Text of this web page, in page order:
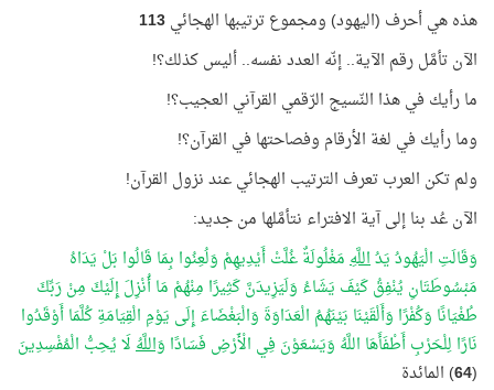
هذه هي أحرف (اليهود) ومجموع ترتيبها الهجائي113
الآن تأمَّل رقم الآية.. إنّه العدد نفسه.. أليس كذلك؟!
ما رأيك في هذا النّسيج الرّقمي القرآني العجيب؟!
وما رأيك في لغة الأرقام وفصاحتها في القرآن؟!
ولم تكن العرب تعرف الترتيب الهجائي عند نزول القرآن!
الآن عُد بنا إلى آية الافتراء نتأمَّلها من جديد:
وَقَالَتِ الْيَهُودُ يَدُاللَّهِمَغْلُولَةٌ غُلَّتْ أَيْدِيهِمْ وَلُعِنُوا بِمَا قَالُوا بَلْ يَدَاهُ
مَبْسُوطَتَانِ يُنْفِقُ كَيْفَ يَشَاءُ وَلَيَزِيدَنَّ كَثِيرًا مِنْهُمْ مَا أُنْزِلَ إِلَيْكَ مِنْ رَبِّكَ
طُغْيَانًا وَكُفْرًا وَأَلْقَيْنَا بَيْنَهُمُ الْعَدَاوَةَ وَالْبَغْضَاءَ إِلَى يَوْمِ الْقِيَامَةِ كُلَّمَا أَوْقَدُوا
نَارًا لِلْحَرْبِ أَطْفَأَهَا اللَّهُ وَيَسْعَوْنَ فِي الْأَرْضِ فَسَادًا وَاللَّهُلَا يُحِبُّ الْمُفْسِدِينَ
(
64) المائدة